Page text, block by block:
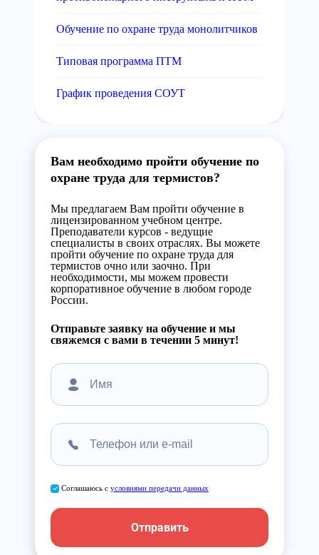
Обучение по охране труда монолитчиков
Типовая программа ПТМ
График проведения СОУТ
Вам необходимо пройти обучение по
охране труда для термистов?
Мы предлагаем Вам пройти обучение в
лицензированном учебном центре.
Преподаватели курсов - ведущие
специалисты в своих отраслях. Вы можете
пройти обучение по охране труда для
термистов очно или заочно. При
необходимости, мы можем провести
корпоративное обучение в любом городе
России.
Отправьте заявку на обучение и мы
свяжемся с вами в течении 5 минут!
Соглашаюсь с условиями передачи данных
Отправить